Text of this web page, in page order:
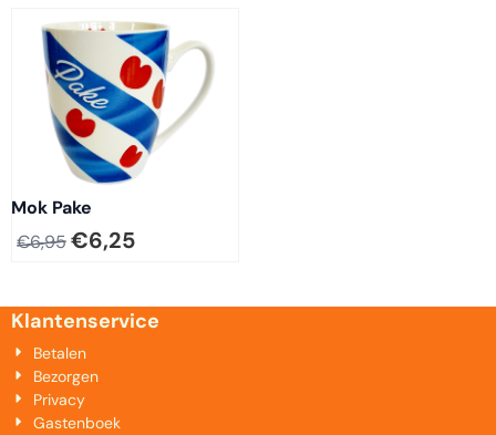
Mok Pake
€6,95€6,25
Klantenservice
Betalen
Bezorgen
Privacy
Gastenboek